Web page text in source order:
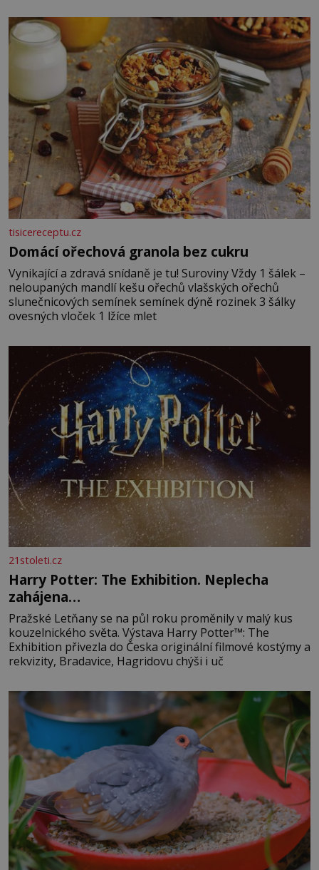
posypání Postup: Oddělte žloutky od bílků. Žloutky
vyšlehejte s cukrem do světlé pěny a postupně do nich
vmíchejte mascarpone, aby vznikl hladký
tisicereceptu.cz
Domácí ořechová granola bez cukru
Vynikající a zdravá snídaně je tu! Suroviny Vždy 1 šálek –
neloupaných mandlí kešu ořechů vlašských ořechů
slunečnicových semínek semínek dýně rozinek 3 šálky
ovesných vloček 1 lžíce mlet
21stoleti.cz
Harry Potter: The Exhibition. Neplecha
zahájena…
Pražské Letňany se na půl roku proměnily v malý kus
kouzelnického světa. Výstava Harry Potter™: The
Exhibition přivezla do Česka originální filmové kostýmy a
rekvizity, Bradavice, Hagridovu chýši i uč